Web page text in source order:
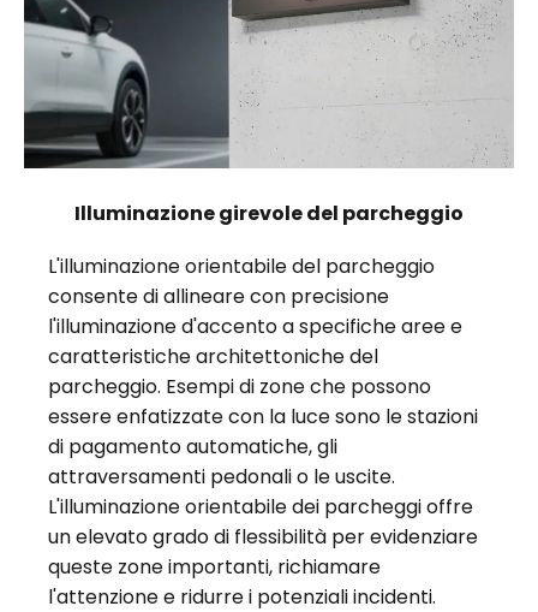
Illuminazione girevole del parcheggio
L'illuminazione orientabile del parcheggio
consente di allineare con precisione
l'illuminazione d'accento a specifiche aree e
caratteristiche architettoniche del
parcheggio. Esempi di zone che possono
essere enfatizzate con la luce sono le stazioni
di pagamento automatiche, gli
attraversamenti pedonali o le uscite.
L'illuminazione orientabile dei parcheggi offre
un elevato grado di flessibilità per evidenziare
queste zone importanti, richiamare
l'attenzione e ridurre i potenziali incidenti.